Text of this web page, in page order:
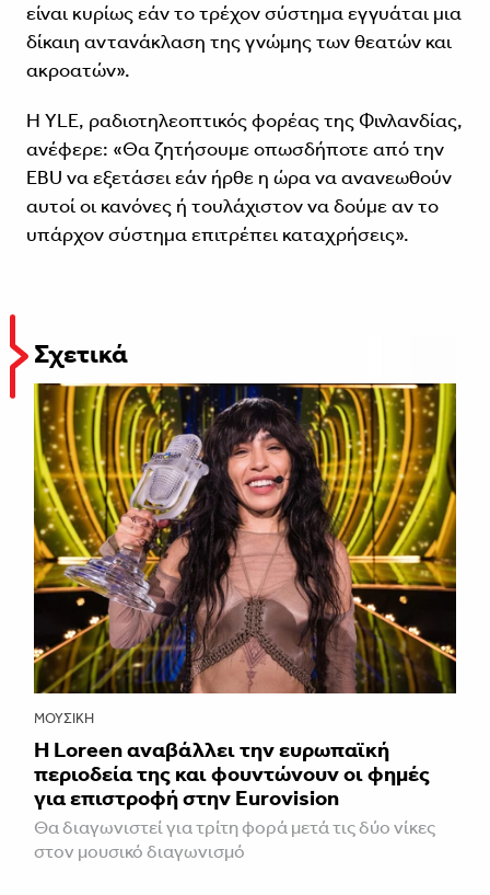
είναι κυρίως εάν το τρέχον σύστημα εγγυάται μια
δίκαιη αντανάκλαση της γνώμης των θεατών και
ακροατών».
Η YLE, ραδιοτηλεοπτικός φορέας της Φινλανδίας,
ανέφερε: «Θα ζητήσουμε οπωσδήποτε από την
EBU να εξετάσει εάν ήρθε η ώρα να ανανεωθούν
αυτοί οι κανόνες ή τουλάχιστον να δούμε αν το
υπάρχον σύστημα επιτρέπει καταχρήσεις».
Σχετικά
ΜΟΥΣΙΚΉ
Η Loreen αναβάλλει την ευρωπαϊκή
περιοδεία της και φουντώνουν οι φημές
για επιστροφή στην Eurovision
Θα διαγωνιστεί για τρίτη φορά μετά τις δύο νίκες
στον μουσικό διαγωνισμό